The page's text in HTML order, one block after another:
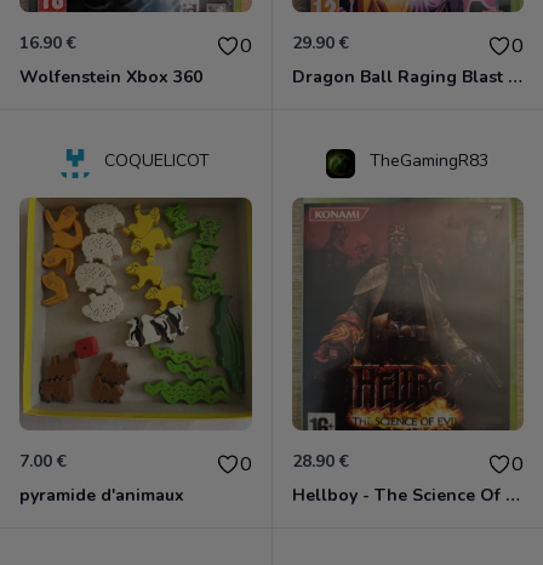
16.90 € 0
Wolfenstein Xbox 360
29.90 € 0
Dragon Ball Raging Blast 2 Xbox 360
COQUELICOT
7.00 € 0
pyramide d'animaux
TheGamingR83
28.90 € 0
Hellboy - The Science Of Evil Xbox 360